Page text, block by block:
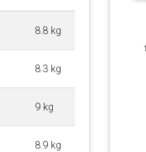
8.8 kg
8.3 kg
9 kg
8.9 kg